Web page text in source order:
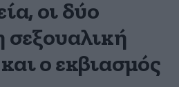
οι δύο
σεξουαλική
ο εκβιασμός